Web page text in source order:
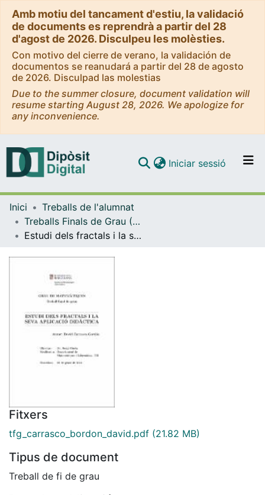
Amb motiu del tancament d'estiu, la validació
de documents es reprendrà a partir del 28
d'agost de 2026. Disculpeu les molèsties.
Con motivo del cierre de verano, la validación de
documentos se reanudará a partir del 28 de agosto
de 2026. Disculpad las molestias
Due to the summer closure, document validation will
resume starting August 28, 2026. We apologize for
any inconvenience.
Navega per tot el DD
Iniciar sessió (current)
Inici
Treballs de l'alumnat
Treballs Finals de Grau (TFG) - Matemàtiques
Estudi dels fractals i la seva aplicació didàctica
Fitxers
tfg_carrasco_bordon_david.pdf (21.82 MB)
Tipus de document
Treball de fi de grau